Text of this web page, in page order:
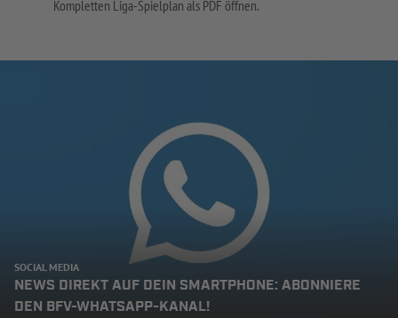
Kompletten Liga-Spielplan als PDF öffnen.
SOCIAL MEDIA
NEWS DIREKT AUF DEIN SMARTPHONE: ABONNIERE
DEN BFV-WHATSAPP-KANAL!